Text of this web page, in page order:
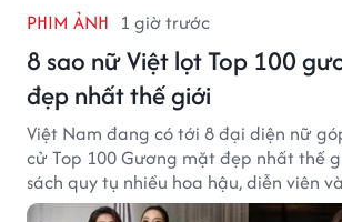
PHIM ẢNH 1 giờ trước
8 sao nữ Việt lọt Top 100
đẹp nhất thế giới
Việt Nam đang có tới 8 đại diện nữ
cử Top 100 Gương mặt đẹp nhất thế
sách quy tụ nhiều hoa hậu, diễn viên
tiếng của showbiz Việt.